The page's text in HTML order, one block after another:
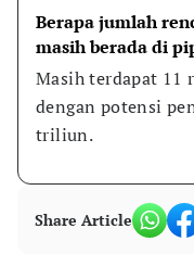
Berapa jumlah
masih berada di
Masih terdapat 11
dengan potensi
triliun.
Share Article